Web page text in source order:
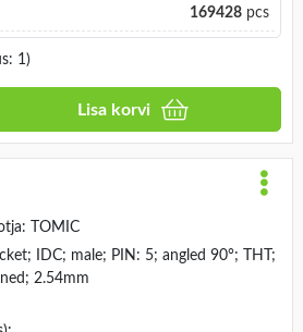
169428pcs
1)
Lisa korvi
TOMIC
IDC; male; PIN: 5; angled 90°; THT;
2.54mm